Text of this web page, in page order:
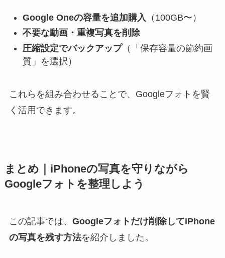
Google Oneの容量を追加購入 （100GB〜）
不要な動画・重複写真を削除
圧縮設定でバックアップ（「保存容量の節約画
質」を選択）
これらを組み合わせることで、Googleフォトを賢
く活用できます。
まとめ｜iPhoneの写真を守りながら
Googleフォトを整理しよう
この記事では、 Googleフォトだけ削除してiPhone
の写真を残す方法を紹介しました。